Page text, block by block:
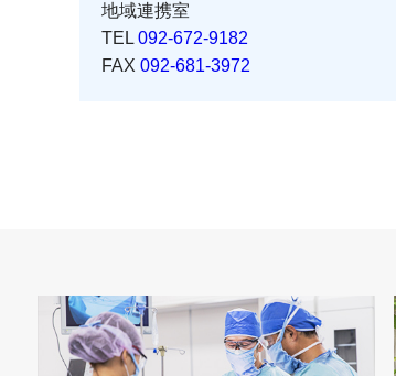
地域連携室
TEL 092-672-9182
FAX 092-681-3972